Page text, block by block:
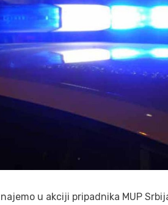
u akciji pripadnika MUP